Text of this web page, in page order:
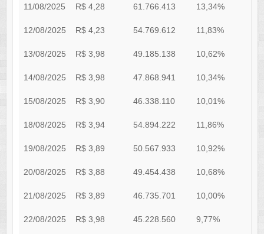
11/08/2025 R$ 4,28 61.766.413 13,34%
12/08/2025 R$ 4,23 54.769.612 11,83%
13/08/2025 R$ 3,98 49.185.138 10,62%
14/08/2025 R$ 3,98 47.868.941 10,34%
15/08/2025 R$ 3,90 46.338.110 10,01%
18/08/2025 R$ 3,94 54.894.222 11,86%
19/08/2025 R$ 3,89 50.567.933 10,92%
20/08/2025 R$ 3,88 49.454.438 10,68%
21/08/2025 R$ 3,89 46.735.701 10,00%
22/08/2025 R$ 3,98 45.228.560 9,77%